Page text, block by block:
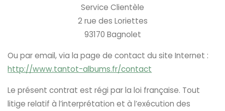
Service Clientèle
2 rue des Loriettes
93170 Bagnolet
Ou par email, via la page de contact du site Internet :
http://www.tantot-albums.fr/contact
Le présent contrat est régi par la loi française. Tout
litige relatif à l’interprétation et à l’exécution des